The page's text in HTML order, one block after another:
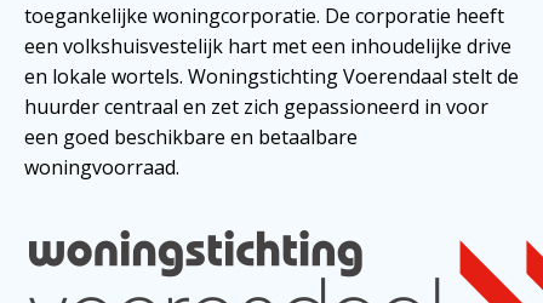
toegankelijke woningcorporatie. De corporatie heeft
een volkshuisvestelijk hart met een inhoudelijke drive
en lokale wortels. Woningstichting Voerendaal stelt de
huurder centraal en zet zich gepassioneerd in voor
een goed beschikbare en betaalbare
woningvoorraad.